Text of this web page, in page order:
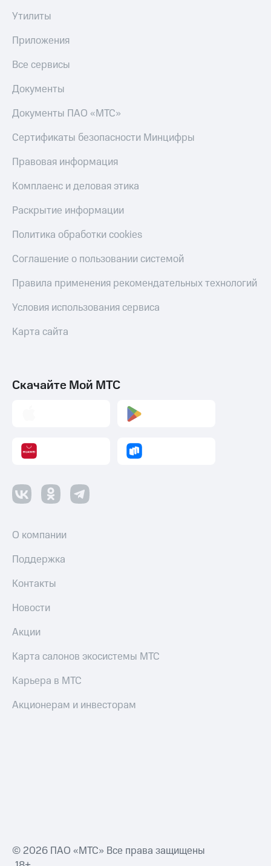
по QR-
коду
за границей
магазин
Смартфоны
Наушники
колонки
Умные
и
дом
Планшеты
Акции
и
товары
Утилиты
Приложения
Все сервисы
Документы
Документы ПАО «МТС»
Сертификаты безопасности Минцифры
Правовая информация
Комплаенс и деловая этика
Раскрытие информации
Политика обработки cookies
Соглашение о пользовании системой
Правила применения рекомендательных технологий
Условия использования сервиса
Карта сайта
Скачайте Мой МТС
О компании
Поддержка
Контакты
Новости
Акции
Карта салонов экосистемы МТС
Карьера в МТС
Акционерам и инвесторам
© 2026 ПАО «МТС» Все права защищены